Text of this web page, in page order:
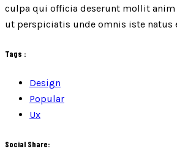
culpa qui officia deserunt mollit anim
ut perspiciatis unde omnis iste natus
Tags :
Design
Popular
Ux
Social Share: